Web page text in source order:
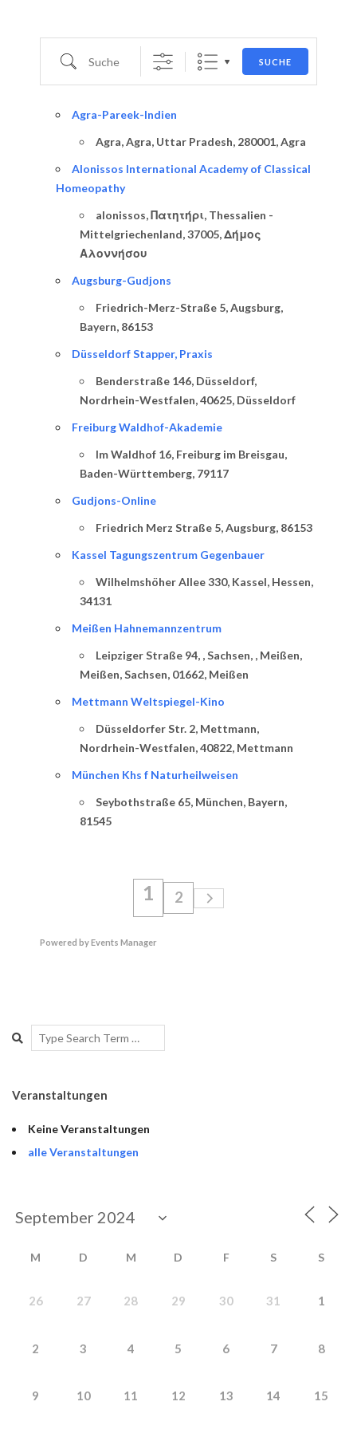
Suche SUCHE
Agra-Pareek-Indien
Agra, Agra, Uttar Pradesh, 280001, Agra
Alonissos International Academy of Classical
Homeopathy
alonissos, Πατητήρι, Thessalien -
Mittelgriechenland, 37005, Δήμος
Αλοννήσου
Augsburg-Gudjons
Friedrich-Merz-Straße 5, Augsburg,
Bayern, 86153
Düsseldorf Stapper, Praxis
Benderstraße 146, Düsseldorf,
Nordrhein-Westfalen, 40625, Düsseldorf
Freiburg Waldhof-Akademie
Im Waldhof 16, Freiburg im Breisgau,
Baden-Württemberg, 79117
Gudjons-Online
Friedrich Merz Straße 5, Augsburg, 86153
Kassel Tagungszentrum Gegenbauer
Wilhelmshöher Allee 330, Kassel, Hessen,
34131
Meißen Hahnemannzentrum
Leipziger Straße 94, , Sachsen, , Meißen,
Meißen, Sachsen, 01662, Meißen
Mettmann Weltspiegel-Kino
Düsseldorfer Str. 2, Mettmann,
Nordrhein-Westfalen, 40822, Mettmann
München Khs f Naturheilweisen
Seybothstraße 65, München, Bayern,
81545
1 2
Powered byEvents Manager
28
Search
Veranstaltungen
Keine Veranstaltungen
alle Veranstaltungen
M D M D F S S
26 27 28 29 30 31 1
2 3 4 5 6 7 8
9 10 11 12 13 14 15